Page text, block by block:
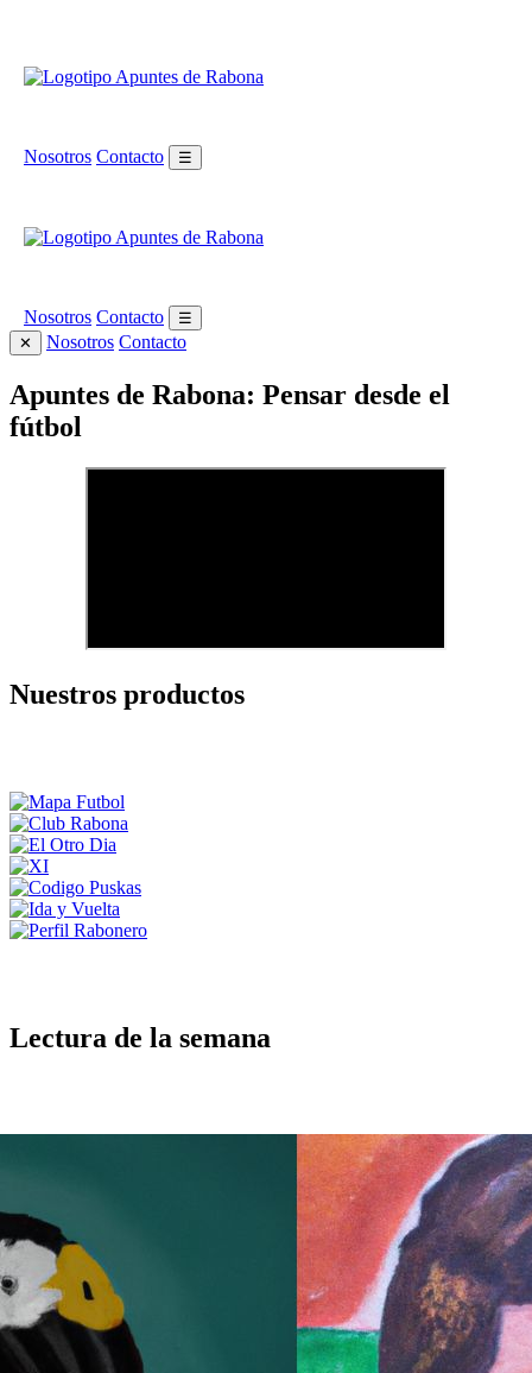
Nosotros Contacto ☰
Nosotros Contacto
☰
✕
Nosotros Contacto
Apuntes de Rabona: Pensar desde el
fútbol
Nuestros productos
Lectura de la semana